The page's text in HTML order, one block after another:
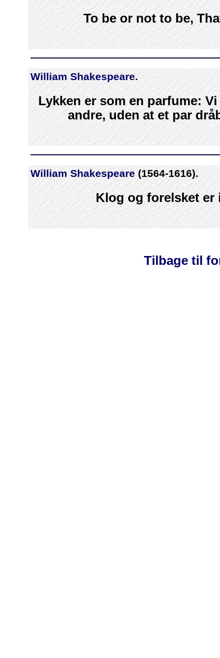
To be or not to be,
William Shakespeare.
Lykken er som en parfume:
andre, uden at et par
William Shakespeare (1564-1616).
Klog og forelsket er
Tilbage til